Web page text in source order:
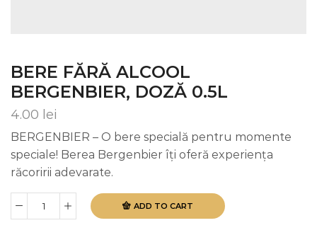
BERE FĂRĂ ALCOOL
BERGENBIER, DOZĂ 0.5L
4.00 lei
BERGENBIER – O bere specială pentru momente
speciale! Berea Bergenbier îți oferă experiența
răcoririi adevarate.
Bere
ADD TO CART